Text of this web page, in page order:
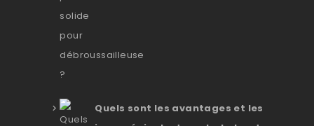
Quels sont les avantages et les